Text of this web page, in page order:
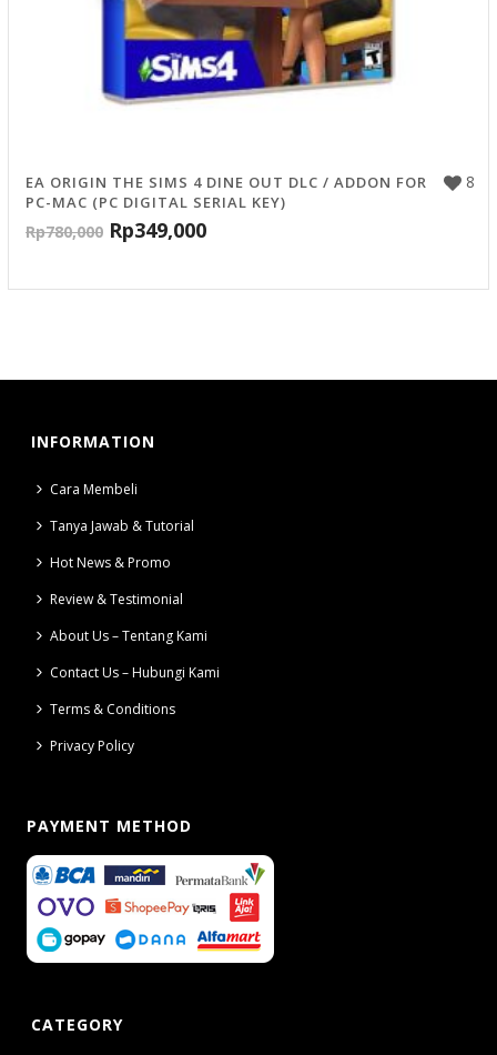
8
EA ORIGIN THE SIMS 4 DINE OUT DLC / ADDON FOR
PC-MAC (PC DIGITAL SERIAL KEY)
Rp780,000 Rp349,000
INFORMATION
Cara Membeli
Tanya Jawab & Tutorial
Hot News & Promo
Review & Testimonial
About Us – Tentang Kami
Contact Us – Hubungi Kami
Terms & Conditions
Privacy Policy
PAYMENT METHOD
CATEGORY